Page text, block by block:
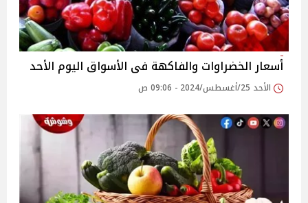
أسعار الخضراوات والفاكهة فى الأسواق‎‎ اليوم الأحد
الأحد 25/أغسطس/2024 - 09:06 ص